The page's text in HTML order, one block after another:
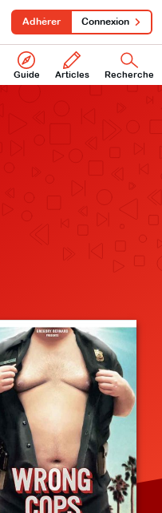
Guide Articles Recherche
Adhérer Connexion